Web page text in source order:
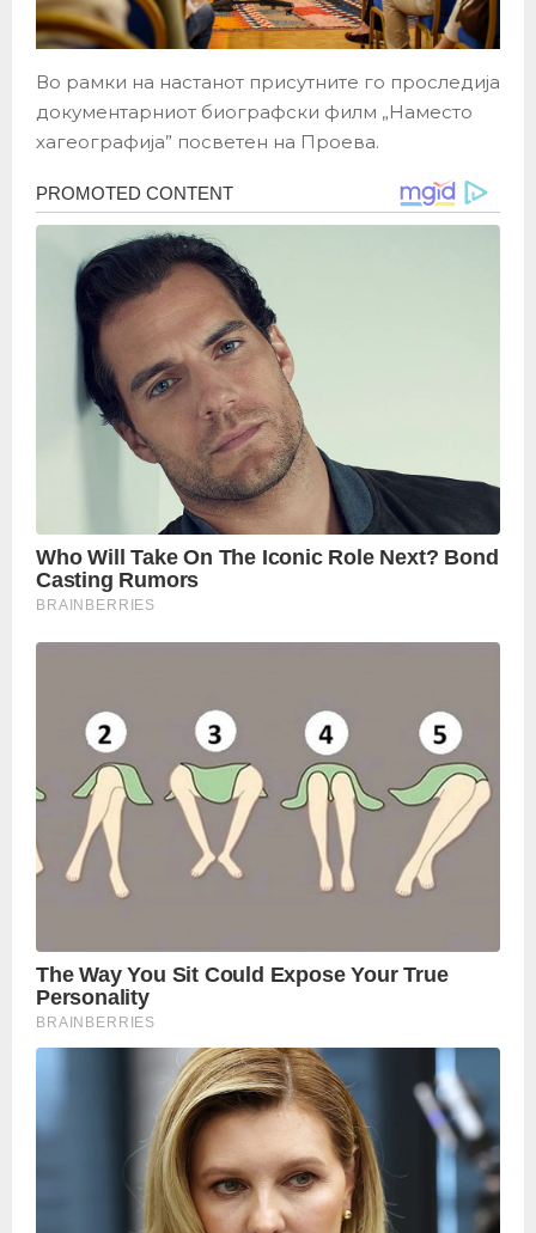
Во рамки на настанот присутните го проследија
документарниот биографски филм „Наместо
хагеографија” посветен на Проева.